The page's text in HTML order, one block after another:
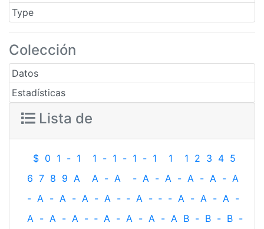
Type
Colección
Datos
Estadísticas
Lista de
$ 0 1 - 1 1 - 1 - 1 - 1 1 1 2 3 4 5
6 7 8 9 A A - A - A - A - A - A - A
- A - A - A - A - ‐ A - ‐ - A - A - A -
A - A - A - ‐ A - A - A - A B - B - B -